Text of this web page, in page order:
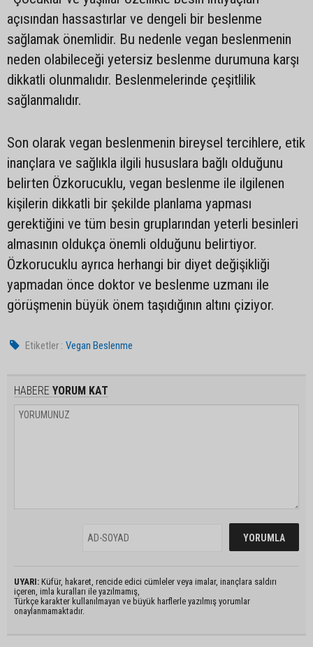
açısından hassastırlar ve dengeli bir beslenme
sağlamak önemlidir. Bu nedenle vegan beslenmenin
neden olabileceği yetersiz beslenme durumuna karşı
dikkatli olunmalıdır. Beslenmelerinde çeşitlilik
sağlanmalıdır.
Son olarak vegan beslenmenin bireysel tercihlere, etik
inançlara ve sağlıkla ilgili hususlara bağlı olduğunu
belirten Özkorucuklu, vegan beslenme ile ilgilenen
kişilerin dikkatli bir şekilde planlama yapması
gerektiğini ve tüm besin gruplarından yeterli besinleri
almasının oldukça önemli olduğunu belirtiyor.
Özkorucuklu ayrıca herhangi bir diyet değişikliği
yapmadan önce doktor ve beslenme uzmanı ile
görüşmenin büyük önem taşıdığının altını çiziyor.
Etiketler : Vegan Beslenme
HABERE YORUM KAT
UYARI: Küfür, hakaret, rencide edici cümleler veya imalar, inançlara saldırı
içeren, imla kuralları ile yazılmamış,
Türkçe karakter kullanılmayan ve büyük harflerle yazılmış yorumlar
onaylanmamaktadır.